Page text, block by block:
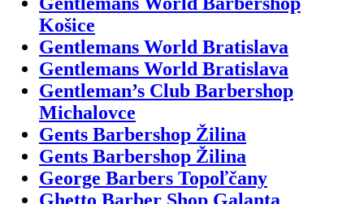
Košice
Gentlemans World Bratislava
Gentlemans World Bratislava
Gentleman’s Club Barbershop
Michalovce
Gents Barbershop Žilina
Gents Barbershop Žilina
George Barbers Topoľčany